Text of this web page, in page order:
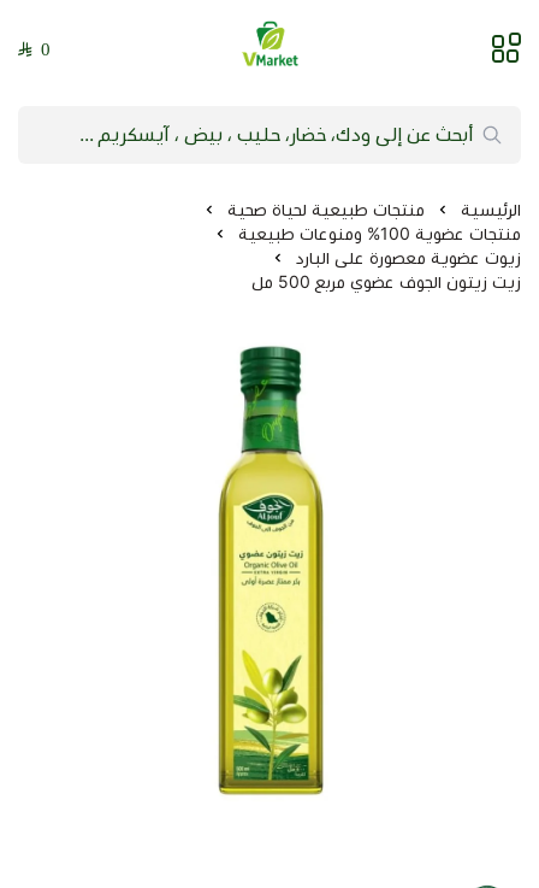
فيلج ماركت | VMarket
0
الرئيسية
منتجات طبيعية لحياة صحية
منتجات عضوية 100% ومنوعات طبيعية
زيوت عضوية معصورة على البارد
زيت زيتون الجوف عضوي مربع 500 مل